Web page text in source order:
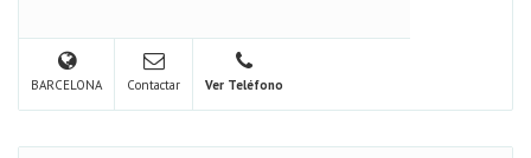
BARCELONA Contactar Ver Teléfono